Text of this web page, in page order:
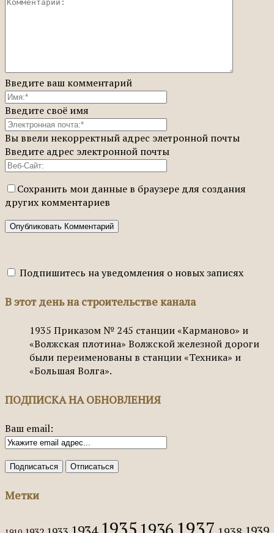
Введите ваш комментарий
Введите своё имя
Вы ввели некорректный адрес элетронной почты
Введите адрес электронной почты
Сохранить мои данные в браузере для создания
других комментариев
Подпишитесь на уведомления о новых записях
В этот день на строительстве канала
1935 Приказом № 245 станции «Карманово» и
«Волжская плотина» Волжской железной дороги
были переименованы в станции «Техника» и
«Большая Волга».
ПОДПИСКА НА ОБНОВЛЕНИЯ
Ваш email:
Метки